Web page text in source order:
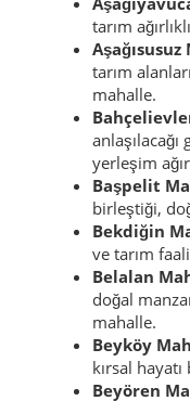
tarım
tarım
mahalle.
yerleşim
Başpelit
birleştiği,
Bekdiğin
ve tarım
Belalan
doğal
mahalle.
Beyköy
kırsal
Beyören